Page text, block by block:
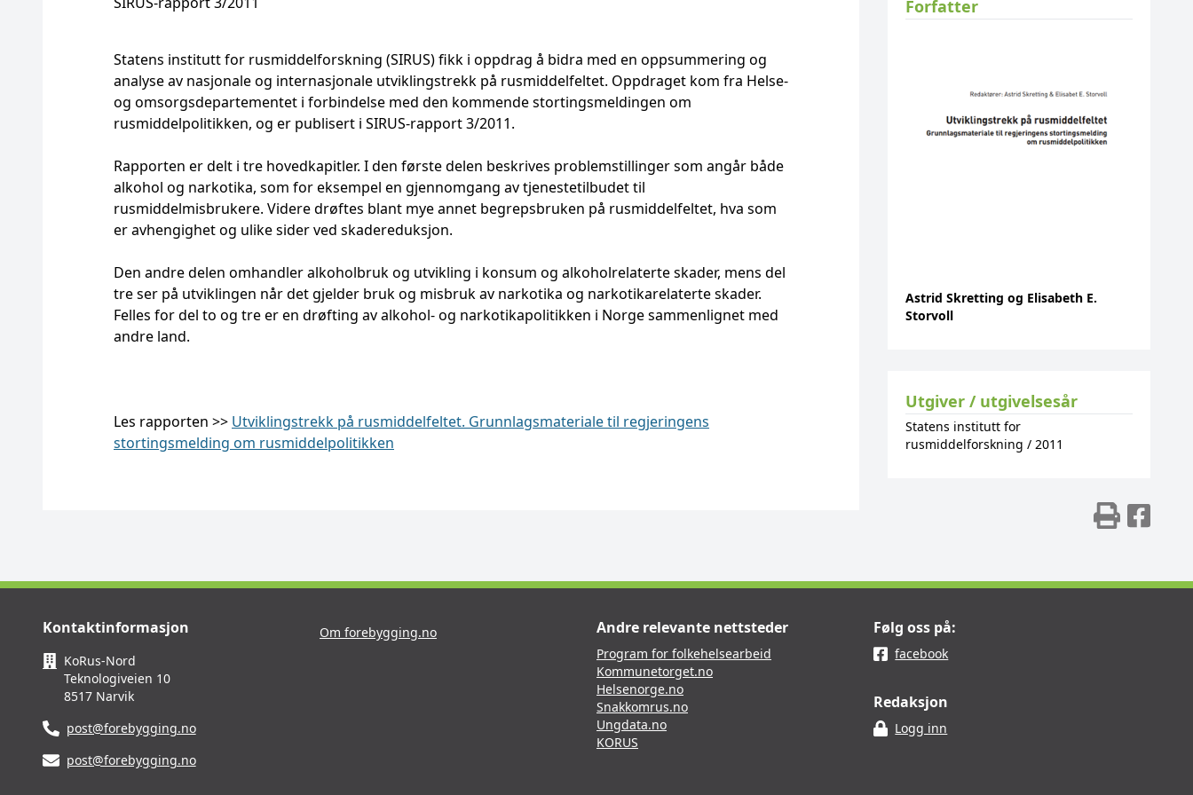
Statens institutt for rusmiddelforskning (SIRUS) fikk i oppdrag å bidra med en oppsummering og
analyse av nasjonale og internasjonale utviklingstrekk på rusmiddelfeltet. Oppdraget kom fra Helse-
og omsorgsdepartementet i forbindelse med den kommende stortingsmeldingen om
rusmiddelpolitikken, og er publisert i SIRUS-rapport 3/2011.
Rapporten er delt i tre hovedkapitler. I den første delen beskrives problemstillinger som angår både
alkohol og narkotika, som for eksempel en gjennomgang av tjenestetilbudet til
rusmiddelmisbrukere. Videre drøftes blant mye annet begrepsbruken på rusmiddelfeltet, hva som
er avhengighet og ulike sider ved skadereduksjon.
Den andre delen omhandler alkoholbruk og utvikling i konsum og alkoholrelaterte skader, mens del
tre ser på utviklingen når det gjelder bruk og misbruk av narkotika og narkotikarelaterte skader.
Felles for del to og tre er en drøfting av alkohol- og narkotikapolitikken i Norge sammenlignet med
andre land.
Les rapporten >> Utviklingstrekk på rusmiddelfeltet. Grunnlagsmateriale til regjeringens
stortingsmelding om rusmiddelpolitikken
Forfatter
Astrid Skretting og Elisabeth E.
Storvoll
Utgiver / utgivelsesår
Statens institutt for
rusmiddelforskning / 2011
Kontaktinformasjon
KoRus-Nord
Teknologiveien 10
8517 Narvik
post@forebygging.no
post@forebygging.no
Om forebygging.no Andre relevante nettsteder
Program for folkehelsearbeid
Kommunetorget.no
Helsenorge.no
Snakkomrus.no
Ungdata.no
KORUS
Følg oss på:
facebook
Redaksjon
Logg inn